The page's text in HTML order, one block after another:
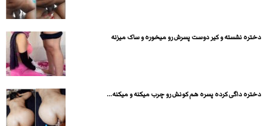
دختره نشسته و کیر دوست پسرش رو میخوره و ساک میزنه
دختره داگی کرده پسره هم کونش رو چرب میکنه و میکنه...